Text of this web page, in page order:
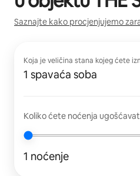
Saznajte kako procjenjujemo
Koja je veličina stana kojeg ćete
1 spavaća soba
Koliko ćete noćenja
1 noćenje